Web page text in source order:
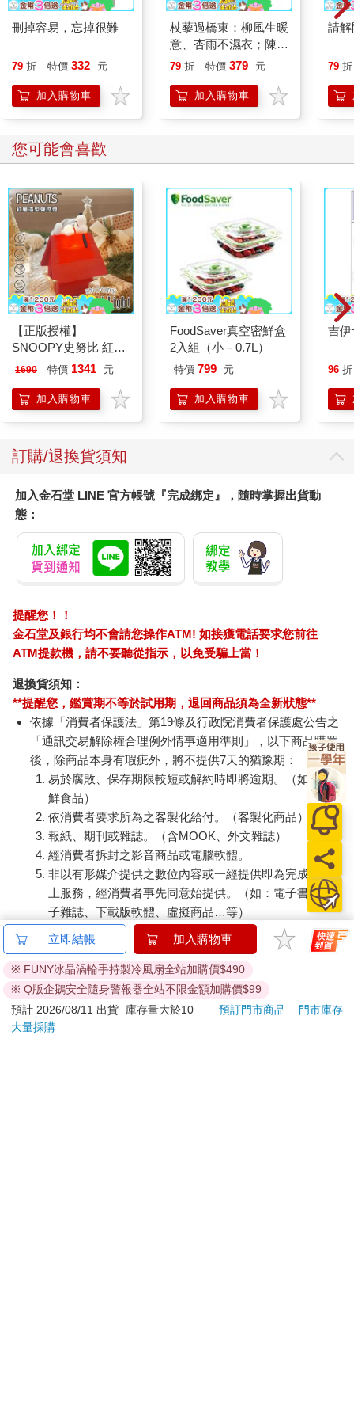
刪掉容易，忘掉很難
79 折 特價 332 元
加入購物車
杖藜過橋東：柳風生暖
意、杏雨不濕衣；陳亮
恭談以心轉境的適齡漫
79 折 特價 379 元
加入購物車
請解
79 折
您可能會喜歡
【正版授權】
SNOOPY史努比 紅屋
造型聲控燈 夜燈 氣氛
1690 特價 1341 元
加入購物車
FoodSaver真空密鮮盒
2入組（小－0.7L）
特價 799 元
加入購物車
吉
96 折
訂購/退換貨須知
加入金石堂 LINE 官方帳號『完成綁定』，隨時掌握出貨動
態：
提醒您！！
金石堂及銀行均不會請您操作ATM! 如接獲電話要求您前往
ATM提款機，請不要聽從指示，以免受騙上當！
退換貨須知：
**提醒您，鑑賞期不等於試用期，退回商品須為全新狀態**
依據「消費者保護法」第19條及行政院消費者保護處公告之
「通訊交易解除權合理例外情事適用準則」，以下商品購買
後，除商品本身有瑕疵外，將不提供7天的猶豫期：
易於腐敗、保存期限較短或解約時即將逾期。（如：生
鮮食品）
依消費者要求所為之客製化給付。（客製化商品）
報紙、期刊或雜誌。（含MOOK、外文雜誌）
經消費者拆封之影音商品或電腦軟體。
非以有形媒介提供之數位內容或一經提供即為完成之線
上服務，經消費者事先同意始提供。（如：電子書、電
子雜誌、下載版軟體、虛擬商品…等）
已拆封之個人衛生用品。（如：內衣褲、刮鬍刀、除毛
若非上列種類商品，均享有到貨7天的猶豫期（含例假
日）。
辦理退換貨時，商品（組合商品恕無法接受單獨退貨）必須
是您收到商品時的原始狀態（包含商品本體、配件、贈品、
立即結帳 加入購物車
※ FUNY冰晶渦輪手持製冷風扇全站加購價$490
※ Q版企鵝安全隨身警報器全站不限金額加購價$99
預計 2026/08/11 出貨
庫存量大於10 預訂門市商品
門市庫存
大量採購